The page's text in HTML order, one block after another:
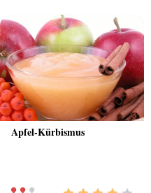
Apfel-Kürbismus